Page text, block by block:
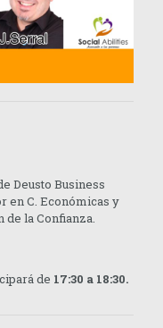
Deusto Business
en C. Económicas y
la Confianza.
de 17:30 a 18:30.